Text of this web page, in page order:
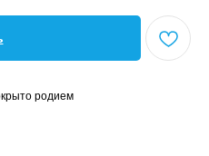
родием